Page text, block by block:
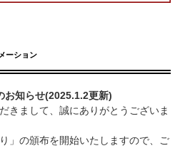
ーション
お知らせ(2025.1.2更新)
きまして、誠にありがとうございま
」の頒布を開始いたしますので、ご